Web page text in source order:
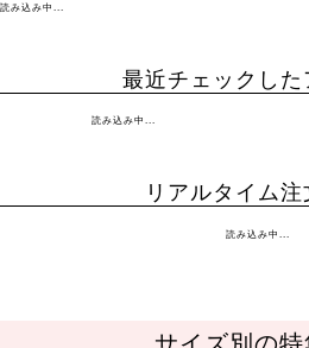
読み込み中...
最近チェックした
読み込み中...
リアルタイム注
読み込み中...